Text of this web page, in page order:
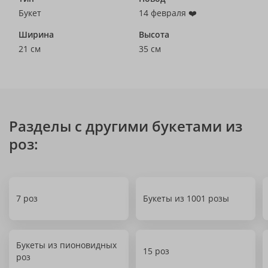
Букет
14 февраля ❤️
Ширина
21 см
Высота
35 см
Разделы с другими букетами из
роз:
7 роз Букеты из 1001 розы
Букеты из пионовидных
роз
15 роз